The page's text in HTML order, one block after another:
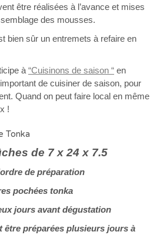
être réalisées à l’avance et mises
des mousses.
bien sûr un entremets à refaire en
à “Cuisinons de saison “ en
de cuisiner de saison, pour
Quand on peut faire local en même
!
de 7 x 24 x 7.5
de préparation
pochées tonka
jours avant dégustation
être préparées plusieurs jours à